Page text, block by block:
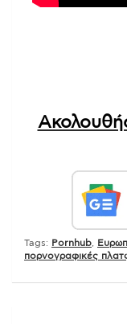
Tags: Pornhub
πορνογραφικές